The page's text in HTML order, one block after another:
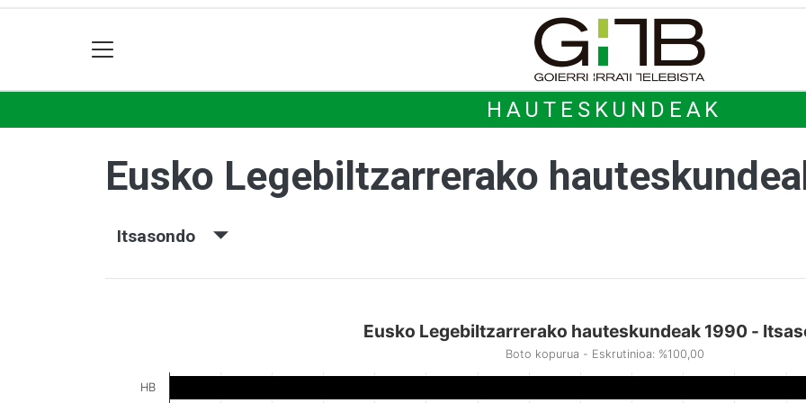
HAUTESKUNDEAK
Eusko Legebiltzarrerako
Itsasondo
Eusko Legebiltzarrerako hauteskundeak 1990 -
Boto kopurua - Eskrutinioa: %100,00
HB